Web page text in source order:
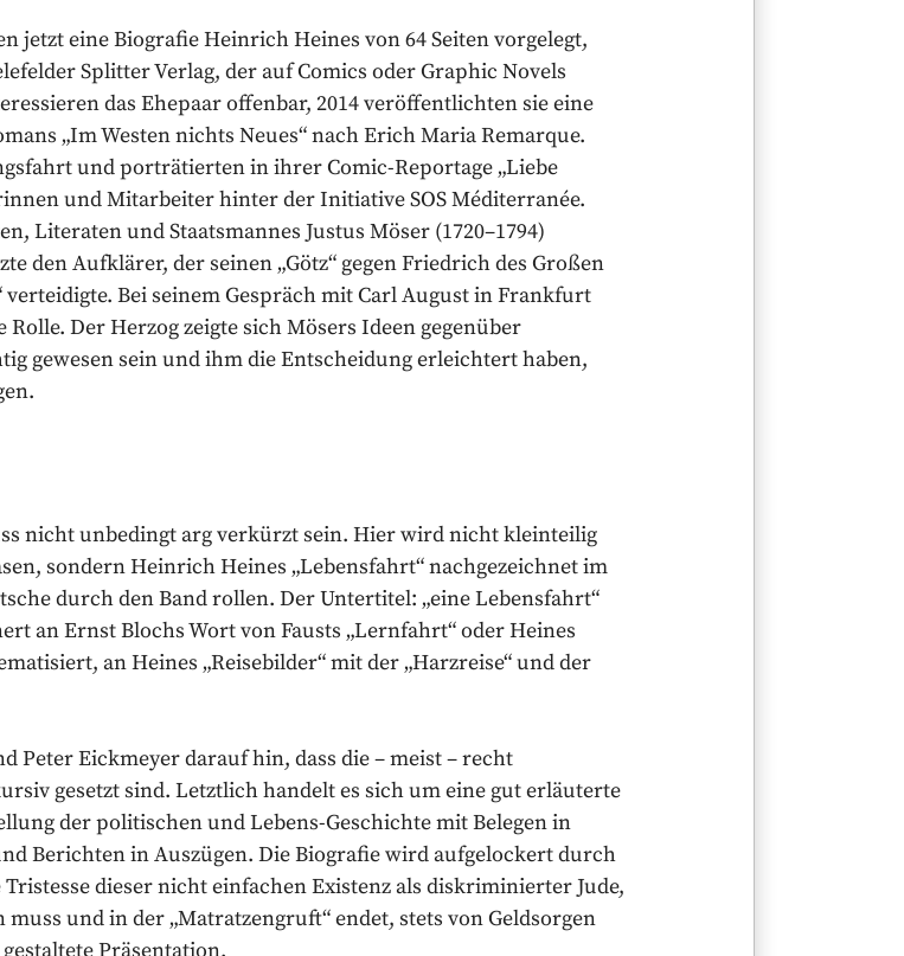
jetzt eine Biografie Heinrich Heines von 64 Seiten vorgelegt,
Splitter Verlag, der auf Comics oder Graphic Novels
das Ehepaar offenbar, 2014 veröffentlichten sie eine
„Im Westen nichts Neues“ nach Erich Maria Remarque.
und porträtierten in ihrer Comic-Reportage „Liebe
und Mitarbeiter hinter der Initiative SOS Méditerranée.
Literaten und Staatsmannes Justus Möser (1720–1794)
den Aufklärer, der seinen „Götz“ gegen Friedrich des Großen
Bei seinem Gespräch mit Carl August in Frankfurt
Der Herzog zeigte sich Mösers Ideen gegenüber
gewesen sein und ihm die Entscheidung erleichtert haben,
nicht unbedingt arg verkürzt sein. Hier wird nicht kleinteilig
sondern Heinrich Heines „Lebensfahrt“ nachgezeichnet im
durch den Band rollen. Der Untertitel: „eine Lebensfahrt“
an Ernst Blochs Wort von Fausts „Lernfahrt“ oder Heines
an Heines „Reisebilder“ mit der „Harzreise“ und der
Peter Eickmeyer darauf hin, dass die – meist – recht
gesetzt sind. Letztlich handelt es sich um eine gut erläuterte
der politischen und Lebens-Geschichte mit Belegen in
Berichten in Auszügen. Die Biografie wird aufgelockert durch
dieser nicht einfachen Existenz als diskriminierter Jude,
und in der „Matratzengruft“ endet, stets von Geldsorgen
Präsentation.